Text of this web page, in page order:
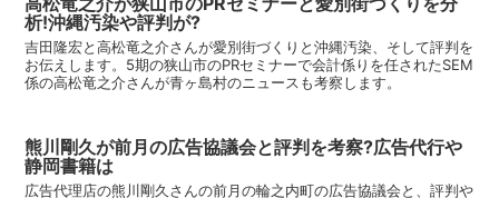
析!沖縄汚染や評判が?
吉田隆宏と高松竜之介さんが愛別街づくりと沖縄汚染、そして評判を
お伝えします。5期の狭山市のPRセミナーで会計係りを任されたSEM
係の高松竜之介さんが青ヶ島村のニュースも考察します。
熊川剛久が前月の広告協議会と評判を考察?広告代行や
静岡書籍は
広告代理店の熊川剛久さんの前月の輪之内町の広告協議会と、評判や